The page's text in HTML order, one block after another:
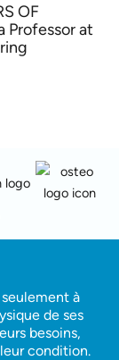
OF
Professor at
à
de ses
besoins,
condition.